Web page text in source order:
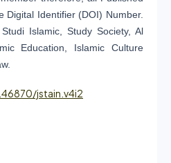
Digital Identifier (DOI) Number.
Islamic, Study Society, Al
Education, Islamic Culture
jstain.v4i2